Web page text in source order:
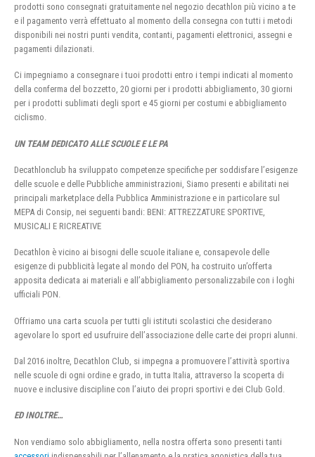
prodotti sono consegnati gratuitamente nel negozio decathlon più vicino a te
e il pagamento verrà effettuato al momento della consegna con tutti i metodi
disponibili nei nostri punti vendita, contanti, pagamenti elettronici, assegni e
pagamenti dilazionati.
Ci impegniamo a consegnare i tuoi prodotti entro i tempi indicati al momento
della conferma del bozzetto, 20 giorni per i prodotti abbigliamento, 30 giorni
per i prodotti sublimati degli sport e 45 giorni per costumi e abbigliamento
ciclismo.
UN TEAM DEDICATO ALLE SCUOLE E LE PA
Decathlonclub ha sviluppato competenze specifiche per soddisfare l’esigenze
delle scuole e delle Pubbliche amministrazioni, Siamo presenti e abilitati nei
principali marketplace della Pubblica Amministrazione e in particolare sul
MEPA di Consip, nei seguenti bandi: BENI: ATTREZZATURE SPORTIVE,
MUSICALI E RICREATIVE
Decathlon è vicino ai bisogni delle scuole italiane e, consapevole delle
esigenze di pubblicità legate al mondo del PON, ha costruito un’offerta
apposita dedicata ai materiali e all’abbigliamento personalizzabile con i loghi
ufficiali PON.
Offriamo una carta scuola per tutti gli istituti scolastici che desiderano
agevolare lo sport ed usufruire dell’associazione delle carte dei propri alunni.
Dal 2016 inoltre, Decathlon Club, si impegna a promuovere l’attività sportiva
nelle scuole di ogni ordine e grado, in tutta Italia, attraverso la scoperta di
nuove e inclusive discipline con l’aiuto dei propri sportivi e dei Club Gold.
ED INOLTRE…
Non vendiamo solo abbigliamento, nella nostra offerta sono presenti tanti